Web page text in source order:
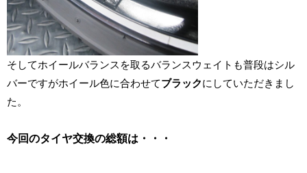
そしてホイールバランスを取るバランスウェイトも普段はシル
バーですがホイール色に合わせてブラックにしていただきまし
た。
今回のタイヤ交換の総額は・・・